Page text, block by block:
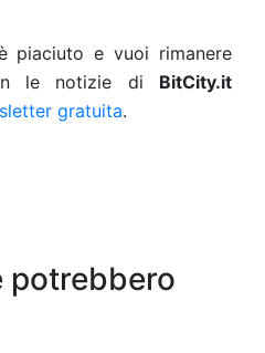
piaciuto e vuoi rimanere
le notizie di BitCity.it
gratuita.
potrebbero